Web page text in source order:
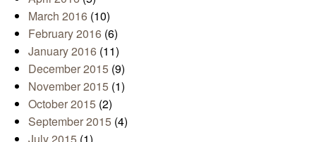
March 2016 (10)
February 2016 (6)
January 2016 (11)
December 2015 (9)
November 2015 (1)
October 2015 (2)
September 2015 (4)
July 2015 (1)